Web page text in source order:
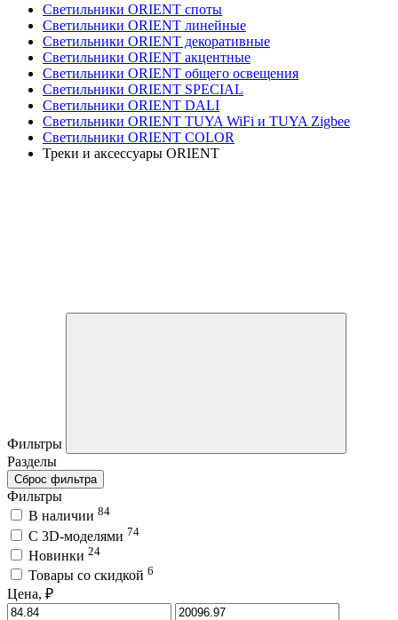
Светильники ORIENT споты
Светильники ORIENT линейные
Светильники ORIENT декоративные
Светильники ORIENT акцентные
Светильники ORIENT общего освещения
Светильники ORIENT SPECIAL
Светильники ORIENT DALI
Светильники ORIENT TUYA WiFi и TUYA Zigbee
Светильники ORIENT COLOR
Треки и аксессуары ORIENT
Фильтры
Разделы
Сброс фильтра
Фильтры
В наличии 84
C 3D-моделями 74
Новинки 24
Товары со скидкой 6
Цена, ₽